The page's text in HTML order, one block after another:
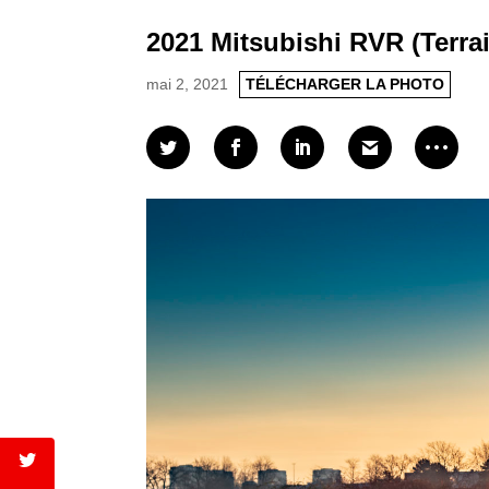
2021 Mitsubishi RVR
mai 2, 2021 TÉLÉCHARGER LA PHOTO